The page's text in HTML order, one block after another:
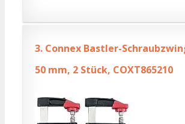
3. Connex Bastler-
50 mm, 2 Stück, COXT865210